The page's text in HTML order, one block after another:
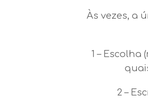
Às vezes, a
1 – Escolha
2 –